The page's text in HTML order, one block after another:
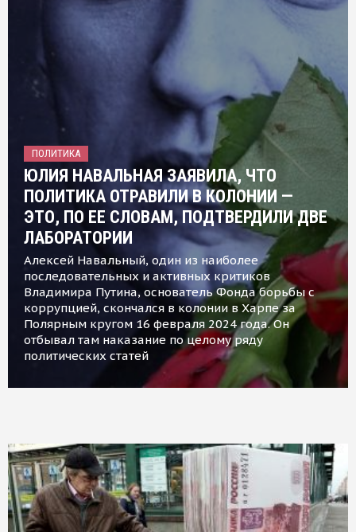
ПОЛИТИКА
ЮЛИЯ НАВАЛЬНАЯ ЗАЯВИЛА, ЧТО
ПОЛИТИКА ОТРАВИЛИ В КОЛОНИИ —
ЭТО, ПО ЕЕ СЛОВАМ, ПОДТВЕРДИЛИ ДВЕ
ЛАБОРАТОРИИ
Алексей Навальный, один из наиболее
последовательных и активных критиков
Владимира Путина, основатель Фонда борьбы с
коррупцией, скончался в колонии в Харпе за
Полярным кругом 16 февраля 2024 года. Он
отбывал там наказание по целому ряду
политических статей